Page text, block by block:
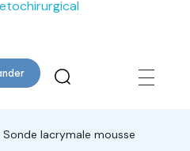
Sonde lacrymale mousse